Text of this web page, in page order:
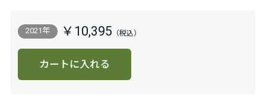
2021年 ￥10,395
カートに入れる